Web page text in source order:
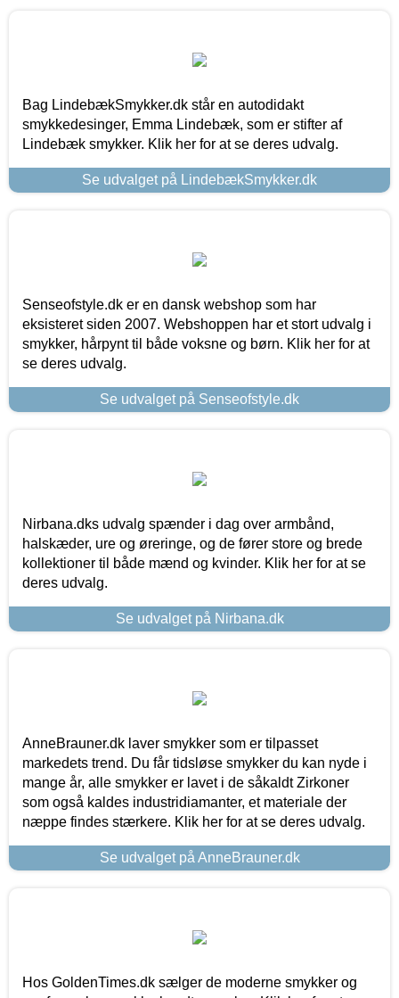
Bag LindebækSmykker.dk står en autodidakt
smykkedesinger, Emma Lindebæk, som er stifter af
Lindebæk smykker. Klik her for at se deres udvalg.
Se udvalget på LindebækSmykker.dk
Senseofstyle.dk er en dansk webshop som har
eksisteret siden 2007. Webshoppen har et stort udvalg i
smykker, hårpynt til både voksne og børn. Klik her for at
se deres udvalg.
Se udvalget på Senseofstyle.dk
Nirbana.dks udvalg spænder i dag over armbånd,
halskæder, ure og øreringe, og de fører store og brede
kollektioner til både mænd og kvinder. Klik her for at se
deres udvalg.
Se udvalget på Nirbana.dk
AnneBrauner.dk laver smykker som er tilpasset
markedets trend. Du får tidsløse smykker du kan nyde i
mange år, alle smykker er lavet i de såkaldt Zirkoner
som også kaldes industridiamanter, et materiale der
næppe findes stærkere. Klik her for at se deres udvalg.
Se udvalget på AnneBrauner.dk
Hos GoldenTimes.dk sælger de moderne smykker og